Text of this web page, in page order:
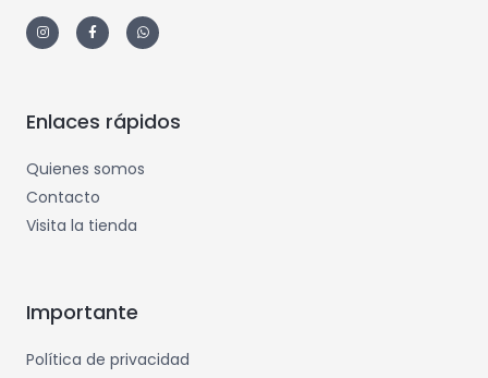
Enlaces rápidos
Quienes somos
Contacto
Visita la tienda
Importante
Política de privacidad